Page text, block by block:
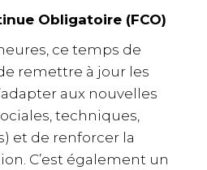
Obligatoire (FCO)
ce temps de
remettre à jour les
aux nouvelles
techniques,
et de renforcer la
C’est également un